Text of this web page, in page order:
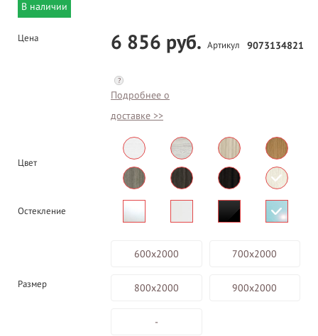
В наличии
Цена 6 856 руб.
?
Подробнее о
доставке >>
Артикул 9073134821
Цвет
Остекление
Размер
600х2000 700х2000
800х2000 900х2000
-